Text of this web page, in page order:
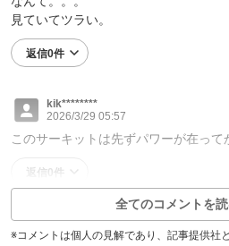
見ていてツラい。
返信0件
kik********
2026/3/29 05:57
このサーキットは先ずパワーが在って
返信0件
全てのコメントを読
※コメントは個人の見解であり、記事提供社